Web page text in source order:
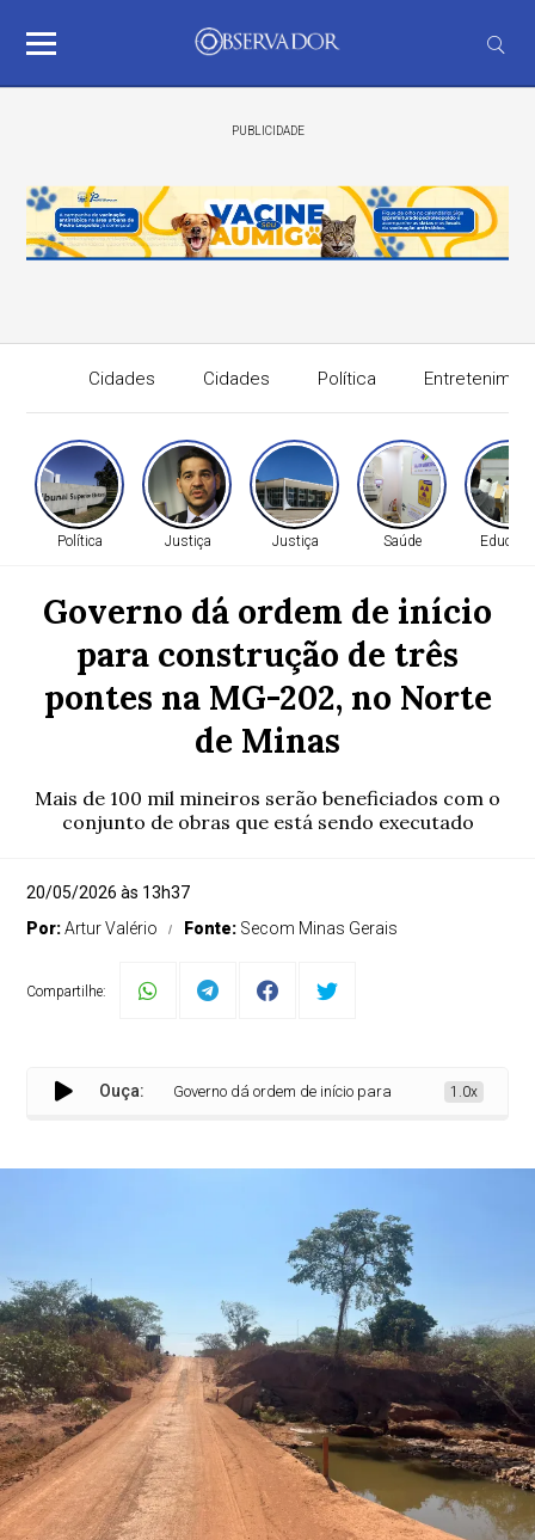
PUBLICIDADE
Cidades Cidades Política
Política Justiça Justiça Saúde
Governo dá ordem de início
para construção de três
pontes na MG-202, no Norte
de Minas
Mais de 100 mil mineiros serão beneficiados com o
conjunto de obras que está sendo executado
20/05/2026 às 13h37
Por:Artur Valério Fonte: Secom Minas Gerais
Compartilhe:
Ouça: Governo dá ordem de início para construção de três
1.0x